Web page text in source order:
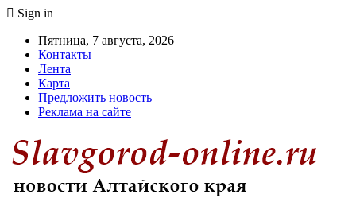
Sign in
Пятница, 7 августа, 2026
Контакты
Лента
Карта
Предложить новость
Реклама на сайте